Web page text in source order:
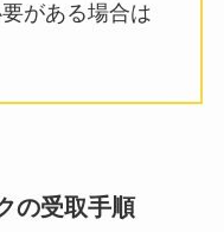
がある場合は
の受取手順